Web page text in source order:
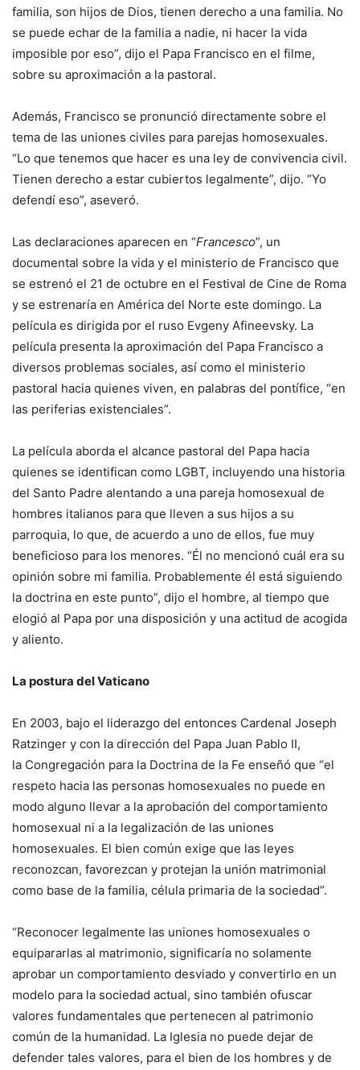
familia, son hijos de Dios, tienen derecho a una familia. No
se puede echar de la familia a nadie, ni hacer la vida
imposible por eso”, dijo el Papa Francisco en el filme,
sobre su aproximación a la pastoral.
Además, Francisco se pronunció directamente sobre el
tema de las uniones civiles para parejas homosexuales.
“Lo que tenemos que hacer es una ley de convivencia civil.
Tienen derecho a estar cubiertos legalmente”, dijo. “Yo
defendí eso”, aseveró.
Las declaraciones aparecen en “Francesco”, un
documental sobre la vida y el ministerio de Francisco que
se estrenó el 21 de octubre en el Festival de Cine de Roma
y se estrenaría en América del Norte este domingo. La
película es dirigida por el ruso Evgeny Afineevsky. La
película presenta la aproximación del Papa Francisco a
diversos problemas sociales, así como el ministerio
pastoral hacia quienes viven, en palabras del pontífice, “en
las periferias existenciales”.
La película aborda el alcance pastoral del Papa hacia
quienes se identifican como LGBT, incluyendo una historia
del Santo Padre alentando a una pareja homosexual de
hombres italianos para que lleven a sus hijos a su
parroquia, lo que, de acuerdo a uno de ellos, fue muy
beneficioso para los menores. “Él no mencionó cuál era su
opinión sobre mi familia. Probablemente él está siguiendo
la doctrina en este punto”, dijo el hombre, al tiempo que
elogió al Papa por una disposición y una actitud de acogida
y aliento.
La postura del Vaticano
En 2003, bajo el liderazgo del entonces Cardenal Joseph
Ratzinger y con la dirección del Papa Juan Pablo II,
la Congregación para la Doctrina de la Fe enseñó que “el
respeto hacia las personas homosexuales no puede en
modo alguno llevar a la aprobación del comportamiento
homosexual ni a la legalización de las uniones
homosexuales. El bien común exige que las leyes
reconozcan, favorezcan y protejan la unión matrimonial
como base de la familia, célula primaria de la sociedad”.
“Reconocer legalmente las uniones homosexuales o
equipararlas al matrimonio, significaría no solamente
aprobar un comportamiento desviado y convertirlo en un
modelo para la sociedad actual, sino también ofuscar
valores fundamentales que pertenecen al patrimonio
común de la humanidad. La Iglesia no puede dejar de
defender tales valores, para el bien de los hombres y de